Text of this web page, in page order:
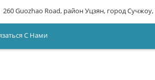
260 Guozhao Road, район Уцзян, город
С Нами